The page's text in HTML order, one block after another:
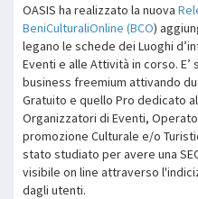
OASIS ha realizzato la nuova
BeniCulturaliOnline (BCO)
legano le schede dei Luoghi
Eventi e alle Attività in corso.
business freemium attivando
Gratuito e quello Pro dedicato
Organizzatori di Eventi,
promozione Culturale e/o
stato studiato per avere una
visibile on line attraverso
dagli utenti.